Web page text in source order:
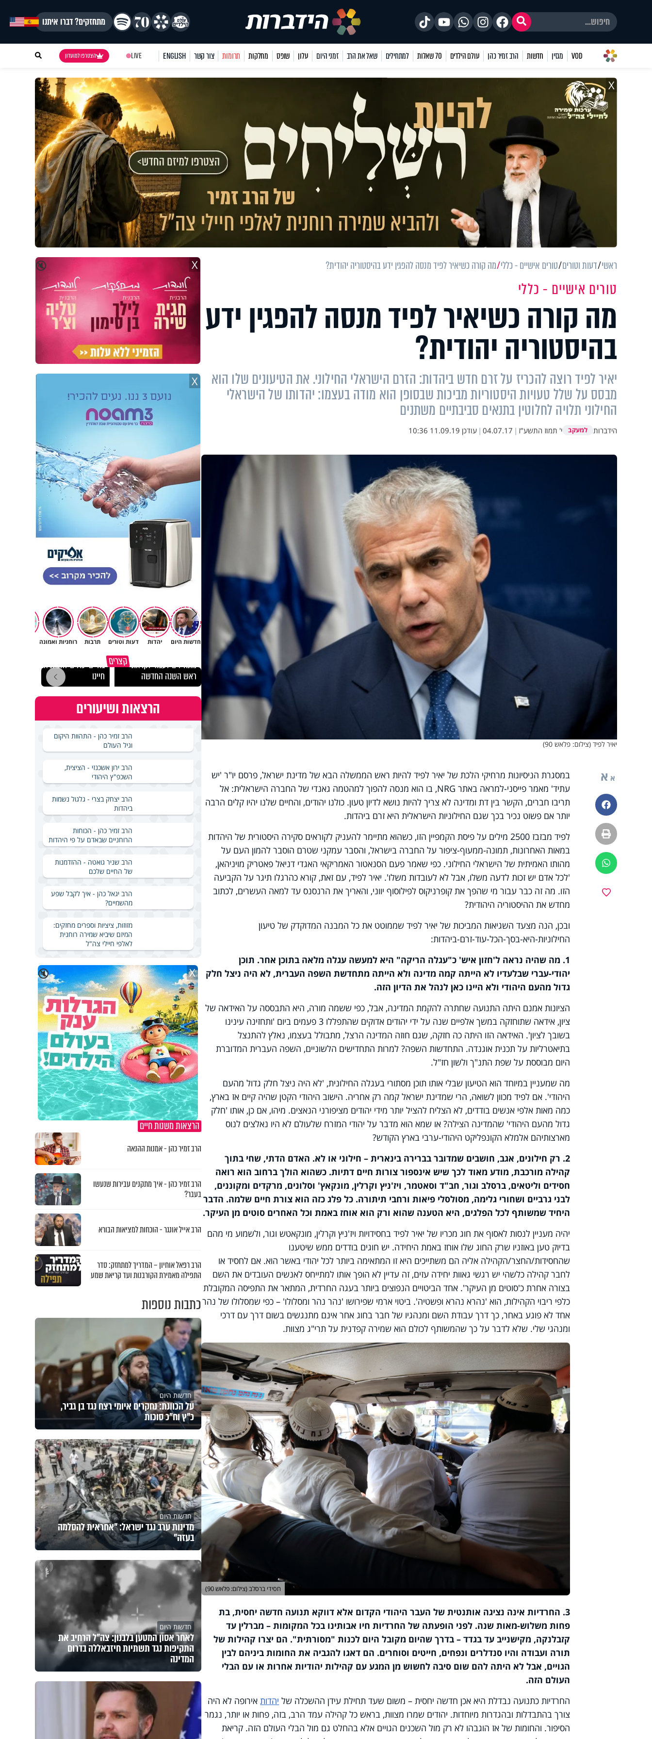
מתחזקים? דברו איתנו
VOD מגזין חדשות הרב זמיר כהן עולם הילדים 70 שאלות למתחילים שאל את הרב זמני היום עלון שופס מחלקות תרומות צור קשר ENGLISH
LIVE הצטרפו למועדון
X
ראשי דעות וטורים טורים אישיים - כללי מה קורה כשיאיר לפיד מנסה להפגין ידע בהיסטוריה יהודית?
טורים אישיים - כללי
מה קורה כשיאיר לפיד מנסה להפגין ידע
בהיסטוריה יהודית?
יאיר לפיד רוצה להכריז על זרם חדש ביהדות: הזרם הישראלי החילוני. את הטיעונים שלו הוא
מבסס על שלל טעויות היסטוריות מביכות שבסופן הוא מודה בעצמו: יהדותו של הישראלי
החילוני תלויה לחלוטין בתנאים סביבתיים משתנים
הידברות למעקב י' תמוז התשע"ז |
04.07.17
| עודכן 11.09.19 10:36
יאיר לפיד (צילום: פלאש 90)
א א
פייסבוק
הדפסה
ווטסאפ
במסגרת הניסיונות מרחיקי הלכת של יאיר לפיד להיות ראש הממשלה הבא של מדינת ישראל, פרסם יו"ר 'יש
עתיד' מאמר פייסני-למראה באתר NRG, בו הוא מנסה להפוך למהטמה גאנדי של החברה הישראלית: אל
תריבו חברים, הקשר בין דת ומדינה לא צריך להיות נושא לדיון טעון. כולנו יהודים, והחיים שלנו יהיו קלים הרבה
יותר אם פשוט נכיר בכך שגם החילוניות הישראלית היא זרם ביהדות.
לפיד מבזבז 2500 מילים על פיסת הקמפיין הזו, כשהוא מתיימר להעניק לקוראים סקירה היסטורית של היהדות
במאות האחרונות, תמונה-ממעוף-ציפור על החברה בישראל, והסבר עמקני שטרם הוסבר להמון העם על
מהותו האמיתית של הישראלי החילוני. כפי שאמר פעם הסנאטור האמריקאי האגדי דניאל פאטריק מויניהאן,
'לכל אדם יש זכות לדעה משלו, אבל לא לעובדות משלו'. יאיר לפיד, עם זאת, קורא כהרגלו תיגר על הקביעה
הזו. מה זה כבר עבור מי שהפך את קופרניקוס לפילוסוף יווני, והאריך את הרנסנס עד למאה העשרים, לכתוב
מחדש את ההיסטוריה היהודית?
ובכן, הנה מצעד השגיאות המביכות של יאיר לפיד שממוטט את כל המבנה המדוקדק של טיעון
החילוניות-היא-בסך-הכל-עוד-זרם-ביהדות:
1. מה שהיה נראה ל'חזון איש' כ"עגלה הריקה" היא למעשה עגלה מלאה בתוכן אחר. תוכן
יהודי-עברי שבלעדיו לא הייתה קמה מדינה ולא הייתה מתחדשת השפה העברית, לא היה ניצל חלק
גדול מהעם היהודי ולא היינו כאן לנהל את הדיון הזה.
הציונות אמנם היתה התנועה שחתרה להקמת המדינה, אבל, כפי ששמה מורה, היא התבססה על האידאה של
ציון, אידאה שתוחזקה במשך אלפיים שנה על ידי יהודים אדוקים שהתפללו 3 פעמים ביום 'ותחזינה עינינו
בשובך לציון'. האידאה הזו היתה כה חזקה, שגם חוזה המדינה הרצל, מתבולל בעצמו, נאלץ להתנצל
בתיאטרליות על תכנית אוגנדה. התחדשות השפה? למרות התחדישים הלשוניים, השפה העברית המדוברת
היום מבוססת על שפת התנ"ך ולשון חז"ל.
מה שמעניין במיוחד הוא הטיעון שבלי אותו תוכן מסתורי בעגלה החילונית, 'לא היה ניצל חלק גדול מהעם
היהודי'. אם לפיד מכוון לשואה, הרי שמדינת ישראל קמה רק אחריה. הישוב היהודי הקטן שהיה קיים אז בארץ,
כמה מאות אלפי אנשים בודדים, לא הצליח להציל יותר מידי יהודים מציפורני הנאצים. מיהו, אם כן, אותו 'חלק
גדול מהעם היהודי' שהמדינה הצילה? או שמא הוא מדבר על יהודי המזרח שלעולם לא היו נאלצים לנוס
מארצותיהם אלמלא הקונפליקט היהודי-ערבי בארץ הקודש?
2. רק חילונים, אגב, חושבים שמדובר בברירה בינארית – חילוני או לא. האדם הדתי, שחי בתוך
קהילה מורכבת, מודע מאוד לכך שיש אינספור צורות חיים דתיות. כשהוא הולך ברחוב הוא רואה
חסידים וליטאים, ברסלב וגור, חב"ד וסאטמר, ויז'ניץ וקרלין, מונקאץ' וסלונים, מרקדים ומקוננים,
לבני גרביים ושחורי גלימה, מסולסלי פיאות ורחבי תיתורה. כל פלג כזה הוא צורת חיים שלמה. הדבר
היחיד שמשותף לכל הפלגים, היא הטענה שהוא ורק הוא אוחז באמת וכל האחרים סוטים מן העיקר.
יהיה מעניין לנסות לאסוף את חוג מכריו של יאיר לפיד בחסידויות ויז'ניץ וקרלין, מונקאטש וגור, ולשמוע מי מהם
בדיוק טען באוזניו שרק החוג שלו אוחז באמת היחידה. יש חוגים בודדים ממש שיטענו
שהחסידות/החצר/הקהילה אליה הם משתייכים היא זו המתאימה ביותר לכל יהודי באשר הוא. אם לחסיד או
לחבר קהילה כלשהי יש רגשי גאוות יחידה עזים, זה עדיין לא הופך אותו למתייחס לאנשים העובדים את השם
בצורה אחרת כ'סוטים מן העיקר'. אחד הביטויים הנפוצים ביותר בעגה החרדית, המתאר את התפיסה המקובלת
כלפי ריבוי הקהילות, הוא 'נהרא נהרא ופשטיה'. ביטוי ארמי שפירושו 'נהר נהר ומסלולו' – כפי שמסלולו של נהר
אחד לא פוגע באחר, כך דרך עבודת השם ומנהגיו של חבר בחוג אחר אינם מתנגשים בשום דרך עם דרכי
ומנהגי שלי. שלא לדבר על כך שהמשותף לכולם הוא שמירה קפדנית על תרי"ג מצוות.
חסידי ברסלב (צילום: פלאש 90)
3. החרדיות אינה נציגה אותנטית של העבר היהודי הקדום אלא דווקא תנועה חדשה יחסית, בת
פחות משלוש-מאות שנה. לפני הופעתה של החרדיות חיו אבותינו בכל המקומות – מברלין עד
קזבלנקה, מקישנייב עד בגדד – בדרך שהיום מקובל היום לכנות "מסורתית". הם יצרו קהילות של
תורה ועבודה והיו סנדלרים ונפחים, חייטים וסוחרים. הם דאגו להגביה את החומות ביניהם לבין
הגויים, אבל לא היתה להם שום סיבה לחשוש מן המגע עם קהילות יהודיות אחרות או עם הבלי
העולם הזה.
החרדיות כתנועה נבדלת היא אכן חדשה יחסית – משום שעד תחילת עידן ההשכלה של יהדותאירופה לא היה
צורך בהתבדלות ובהגדרות מיוחדות. יהודים שמרו מצוות, בראש כל קהילה עמד הרב, בזה, פחות או יותר, נגמר
הסיפור. והחומות של אז הוגבהו לא רק מול השכנים הגויים אלא בהחלט גם מול הבלי העולם הזה. קריאת
🔇 X
X
חדשות היום יהדות דעות וטורים תרבות רוחניות ואמונה
קצרים מתחילים לעבוד לקראת
ראש השנה החדשה
בחיים יכולים להצית את
חיינו
הרצאות ושיעורים
הרב זמיר כהן - התהוות היקום
וגיל העולם
הרב ירון אשכנזי - הציצית,
השכפ"ץ היהודי
הרב יצחק בצרי - גלגול נשמות
ביהדות
הרב זמיר כהן - הכוחות
הרוחניים שבאדם על פי היהדות
הרב שניר גואטה - ההזדמנות
של החיים שלכם
הרב יגאל כהן - איך לקבל שפע
מהשמיים?
מזוזות, ציציות וספרים מחזקים:
המיזם שיביא שמירה רוחנית
לאלפי חיילי צה"ל
🔇 X
הרצאות משנות חיים
הרב זמיר כהן - אמנות ההנאה
הרב זמיר כהן - איך מתקנים עבירות שנעשו
בעבר?
הרב אייל אונגר - הוכחות למציאות הבורא
הרב רפאל אוחיון – המדריך למתחזק: סדר
התפילה מאמירת הקורבנות ועד קריאת שמע
כתבות נוספות
חדשות היום
על הכוונת: נחקרים איומי רצח נגד בן גביר,
כ"ץ וח"כ סוכות
חדשות היום
מדינות ערב נגד ישראל: "אחראית להסלמה
בעזה"
חדשות היום
לאחר אסון המטען בלבנון: צה"ל הרחיב את
התקיפות נגד תשתיות חיזבאללה בדרום
המדינה